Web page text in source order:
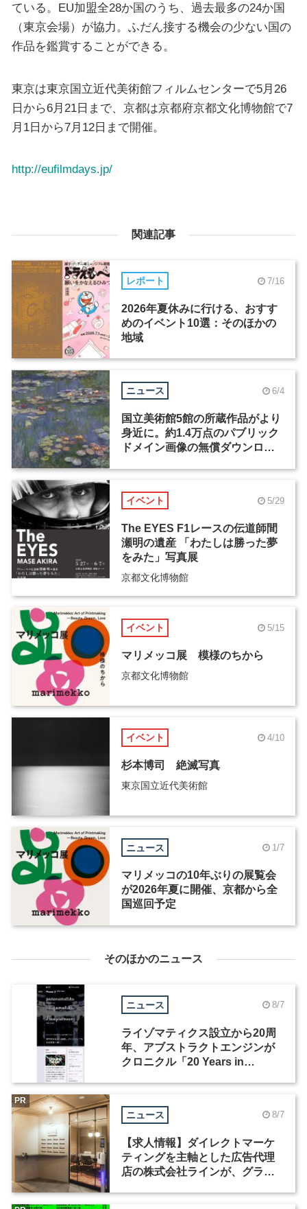
ている。EU加盟全28か国のうち、過去最多の24か国
（東京会場）が協力。ふだん接する機会の少ない国の
作品を鑑賞することができる。
東京は東京国立近代美術館フィルムセンターで5月26
日から6月21日まで、京都は京都府京都文化博物館で7
月1日から7月12日まで開催。
http://eufilmdays.jp/
関連記事
レポート 7/16
2026年夏休みに行ける、おすす
めのイベント10選：そのほかの
地域
ニュース 6/4
国立美術館5館の所蔵作品がより
身近に。約1.4万点のパブリック
ドメイン画像の無償ダウンロー
イベント 5/29
The EYES F1レースの伝道師間
瀬明の遺産 「わたしは勝った夢
をみた」写真展
京都文化博物館
イベント 5/15
マリメッコ展 模様のちから
京都文化博物館
イベント 4/10
杉本博司 絶滅写真
東京国立近代美術館
ニュース 1/7
マリメッコの10年ぶりの展覧会
が2026年夏に開催、京都から全
国巡回予定
そのほかのニュース
ニュース 8/7
ライゾマティクス設立から20周
年、アブストラクトエンジンが
クロニクル「20 Years in
ニュース 8/7
【求人情報】ダイレクトマーケ
ティングを主軸とした広告代理
店の株式会社ラインが、グラフ
PR